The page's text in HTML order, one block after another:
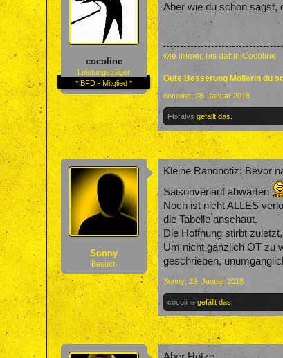
cocoline
Leistungsträger
* BFD - Mitglied *
Aber wie du schon sagst,
wie immer, bis dahin Cocoline
Gute Besserung Möllerin du
cocoline, 28. Januar 2018
Floralys gefällt das.
Sonny
Besuch
Kleine Randnotiz: Bevor
Saisonverlauf abwarten
Noch ist nicht ALLES
die Tabelle anschaut.
Die Hoffnung stirbt
Um nicht gänzlich OT zu
geschrieben,
Sonny 29. Januar 2018
cocoline gefällt das.